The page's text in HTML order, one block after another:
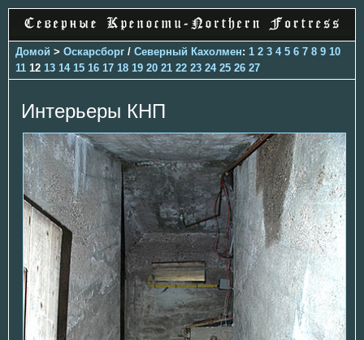
Домой > Оскарсборг / Северный Кахолмен: 1 2 3 4 5 6 7 8 9 10
11 12 13 14 15 16 17 18 19 20 21 22 23 24 25 26 27
Интерьеры КНП